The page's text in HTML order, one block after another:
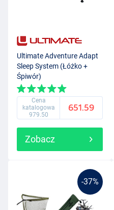
Ultimate Adventure Adapt
Sleep System (Łóżko +
Śpiwór)
Cena
katalogowa
979.50
651.59
Zobacz
-37%